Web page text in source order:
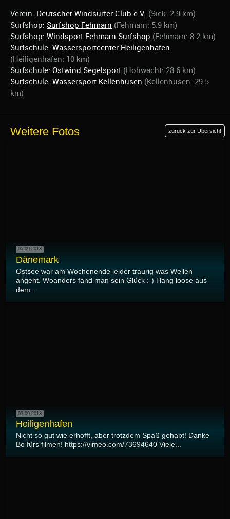
Verein: Deutscher Windsurfer Club e.V. (Siek: 2.9 km)
Surfshop: Surfshop Fehmarn (Fehmarn: 5.9 km)
Surfshop: Windsport Fehmarn Surfshop (Fehmarn: 8.2 km)
Surfschule: Wassersportcenter Heiligenhafen
(Heiligenhafen: 10 km)
Surfschule: Ostwind Segelsport (Hohwacht: 28.6 km)
Surfschule: Wassersport Kellenhusen (Kellenhusen: 29.5
km)
Weitere Fotos zurück zur Übersicht
05.09.2013
Dänemark
Ostsee war am Wochenende leider traurig was Wellen
angeht. Woanders fand man sein Glück :-) Hang loose aus
dem...
03.09.2013
Heiligenhafen
Nicht so gut wie erhofft, aber trotzdem Spaß gehabt! Danke
Bo fürs filmen! https://vimeo.com/73694640 Viele...